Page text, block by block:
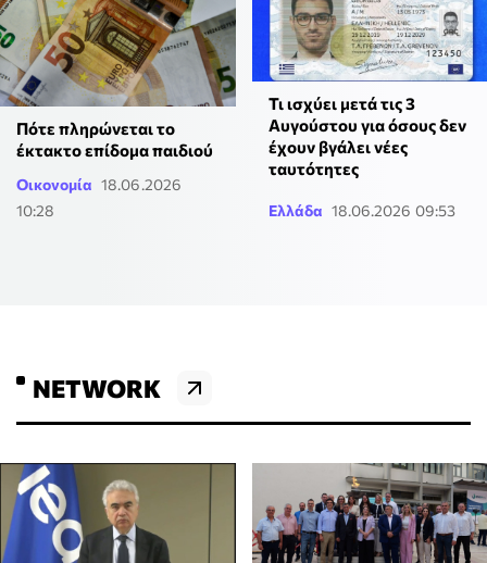
Πότε πληρώνεται το
έκτακτο επίδομα παιδιού
Οικονομία 18.06.2026
10:28
Τι ισχύει μετά τις 3
Αυγούστου για όσους δεν
έχουν βγάλει νέες
ταυτότητες
Ελλάδα 18.06.2026 09:53
NETWORK